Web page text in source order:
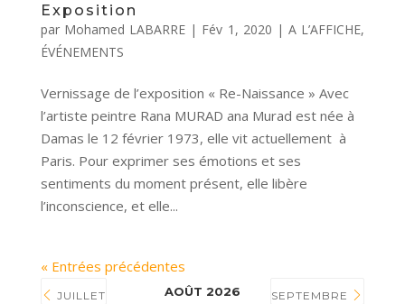
Exposition
par Mohamed LABARRE | Fév 1, 2020 |A L’AFFICHE,
ÉVÉNEMENTS
Vernissage de l’exposition « Re-Naissance » Avec
l’artiste peintre Rana MURAD ana Murad est née à
Damas le 12 février 1973, elle vit actuellement à
Paris. Pour exprimer ses émotions et ses
sentiments du moment présent, elle libère
l’inconscience, et elle...
« Entrées précédentes
JUILLET AOÛT 2026 SEPTEMBRE